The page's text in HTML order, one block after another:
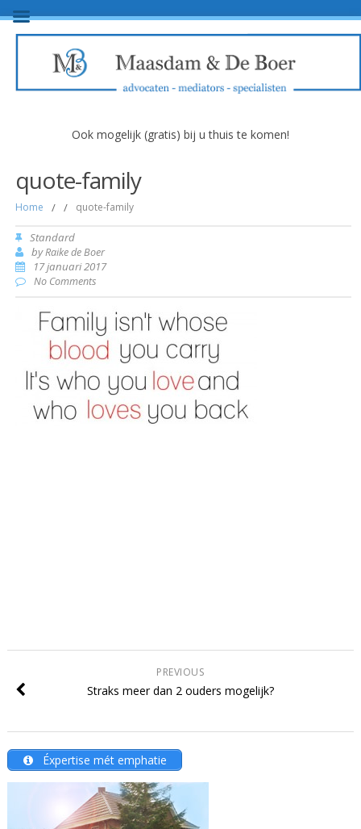
Ook mogelijk (gratis) bij u thuis te komen!
quote-family
Home / / quote-family
Standard
byRaike de Boer
17 januari 2017
No Comments
PREVIOUS
Straks meer dan 2 ouders mogelijk?
Éxpertise mét emphatie